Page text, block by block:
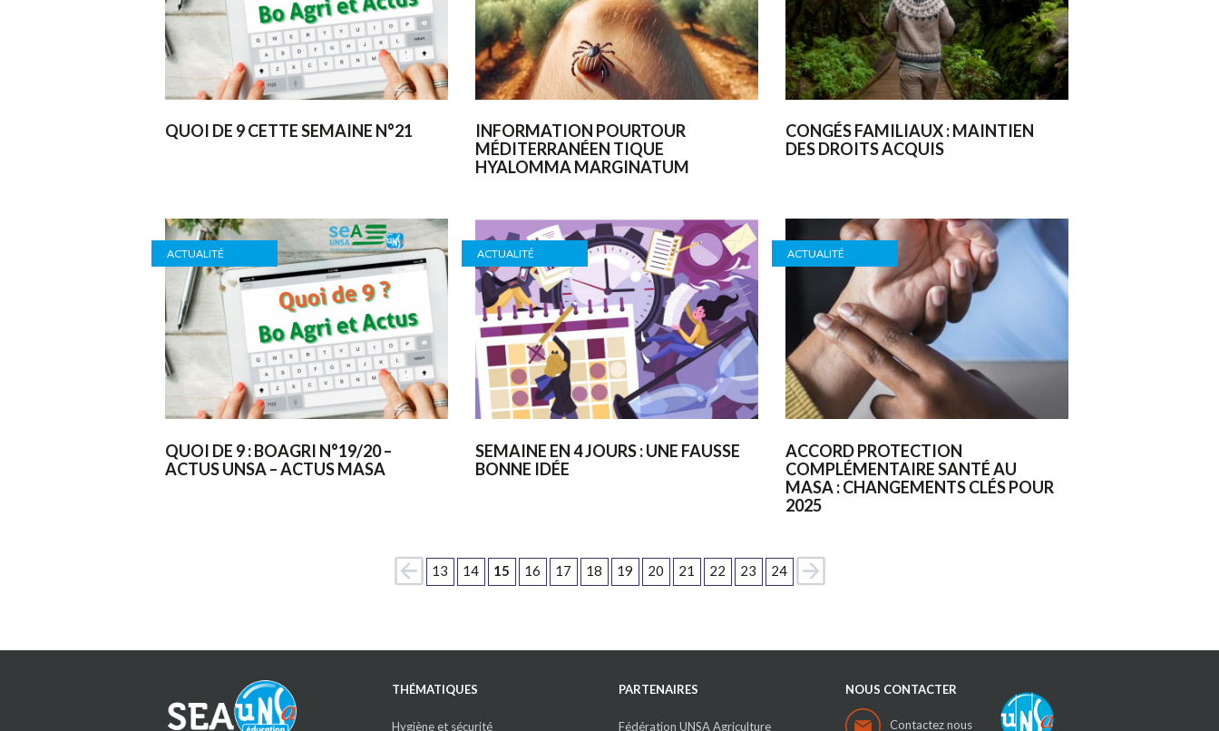
QUOI DE 9 CETTE SEMAINE N°21
INFORMATION POURTOUR
MÉDITERRANÉEN TIQUE
HYALOMMA MARGINATUM
CONGÉS FAMILIAUX : MAINTIEN
DES DROITS ACQUIS
ACTUALITÉ
QUOI DE 9 : BOAGRI N°19/20 –
ACTUS UNSA – ACTUS MASA
ACTUALITÉ
SEMAINE EN 4 JOURS : UNE FAUSSE
BONNE IDÉE
ACTUALITÉ
ACCORD PROTECTION
COMPLÉMENTAIRE SANTÉ AU
MASA : CHANGEMENTS CLÉS POUR
2025
13 14 15 16 17 18 19 20 21 22 23 24
THÉMATIQUES
Hygiène et sécurité
PARTENAIRES
Fédération UNSA Agriculture
NOUS CONTACTER
Contactez nous